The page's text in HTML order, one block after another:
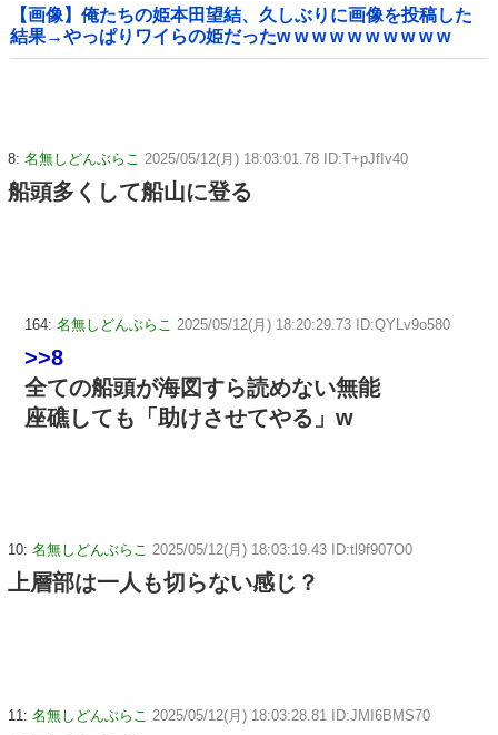
【画像】俺たちの姫本田望結、久しぶりに画像を投稿した
結果→やっぱりワイらの姫だったw w w w w w w w w w
8: 名無しどんぶらこ 2025/05/12(月) 18:03:01.78 ID:T+pJfIv40
船頭多くして船山に登る
164: 名無しどんぶらこ 2025/05/12(月) 18:20:29.73 ID:QYLv9o580
>>8
全ての船頭が海図すら読めない無能
座礁しても「助けさせてやる」w
10: 名無しどんぶらこ 2025/05/12(月) 18:03:19.43 ID:tl9f907O0
上層部は一人も切らない感じ？
11: 名無しどんぶらこ 2025/05/12(月) 18:03:28.81 ID:JMI6BMS70